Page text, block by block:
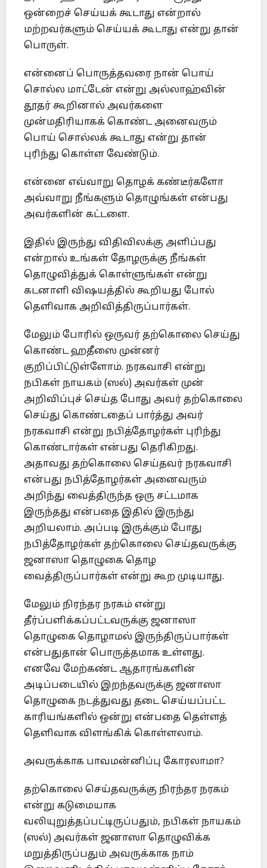
ஒன்றைச் செய்யக் கூடாது என்றால்
மற்றவர்களும் செய்யக் கூடாது என்று தான்
பொருள்.
என்னைப் பொருத்தவரை நான் பொய்
சொல்ல மாட்டேன் என்று அல்லாஹ்வின்
தூதர் கூறினால் அவர்களை
முன்மதிரியாகக் கொண்ட அனைவரும்
பொய் சொல்லக் கூடாது என்று தான்
புரிந்து கொள்ள வேண்டும்.
என்னை எவ்வாறு தொழக் கண்டீர்களோ
அவ்வாறு நீங்களும் தொழுங்கள் என்பது
அவர்களின் கட்டளை.
இதில் இருந்து விதிவிலக்கு அளிப்பது
என்றால் உங்கள் தோழருக்கு நீங்கள்
தொழுவித்துக் கொள்ளுங்கள் என்று
கடனாளி விஷயத்தில் கூறியது போல்
தெளிவாக அறிவித்திருப்பார்கள்.
மேலும் போரில் ஒருவர் தற்கொலை செய்து
கொண்ட ஹதீஸை முன்னர்
குறிப்பிட்டுள்ளோம். நரகவாசி என்று
நபிகள் நாயகம் (ஸல்) அவர்கள் முன்
அறிவிப்புச் செய்த போது அவர் தற்கொலை
செய்து கொண்டதைப் பார்த்து அவர்
நரகவாசி என்று நபித்தோழர்கள் புரிந்து
கொண்டார்கள் என்பது தெரிகிறது.
அதாவது தற்கொலை செய்தவர் நரகவாசி
என்பது நபித்தோழர்கள் அனைவரும்
அறிந்து வைத்திருந்த ஒரு சட்டமாக
இருந்தது என்பதை இதில் இருந்து
அறியலாம். அப்படி இருக்கும் போது
நபித்தோழர்கள் தற்கொலை செய்தவருக்கு
ஜனாஸா தொழுகை தொழ
வைத்திருப்பார்கள் என்று கூற முடியாது.
மேலும் நிரந்தர நரகம் என்று
தீர்ப்பளிக்கப்பட்டவருக்கு ஜனாஸா
தொழுகை தொழாமல் இருந்திருப்பார்கள்
என்பதுதான் பொருத்தமாக உள்ளது.
எனவே மேற்கண்ட ஆதாரங்களின்
அடிப்படையில் இறந்தவருக்கு ஜனாஸா
தொழுகை நடத்துவது தடை செய்யப்பட்ட
காரியங்களில் ஒன்று என்பதை தெள்ளத்
தெளிவாக விளங்கிக் கொள்ளலாம்.
அவருக்காக பாவமன்னிப்பு கோரலாமா?
தற்கொலை செய்தவருக்கு நிரந்தர நரகம்
என்று கடுமையாக
வலியுறுத்தப்பட்டிருப்பதும், நபிகள் நாயகம்
(ஸல்) அவர்கள் ஜனாஸா தொழுவிக்க
மறுத்திருப்பதும் அவருக்காக நாம்